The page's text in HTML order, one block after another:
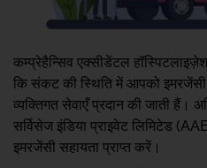
कम्प्रेहैन्सिव एक्सीडेंटल
कि संकट की स्थिति में आपको
व्यक्तिगत सेवाएँ प्रदान की जाती हैं।
सर्विसेज इंडिया प्राइवेट लिमिटेड
इमरजेंसी सहायता प्राप्त करें।